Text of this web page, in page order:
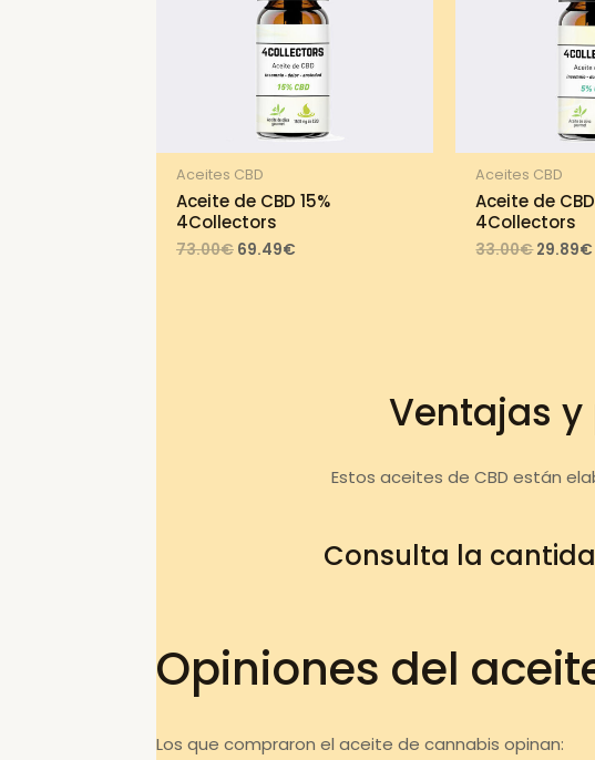
Aceites CBD
Aceite de CBD 15%
4Collectors
73.00€ Original
69.49€Current
Aceites CBD
Aceite de
4Collectors
33.00€Original
29.89€
Ventajas y
Estos aceites de CBD están
Consulta la
Opiniones del
Los que compraron el aceite de cannabis opinan: